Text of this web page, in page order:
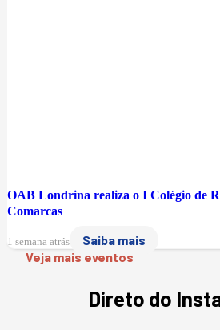
OAB Londrina realiza o I Colégio de
Comarcas
1 semana atrás
Saiba mais
Veja mais eventos
Direto do